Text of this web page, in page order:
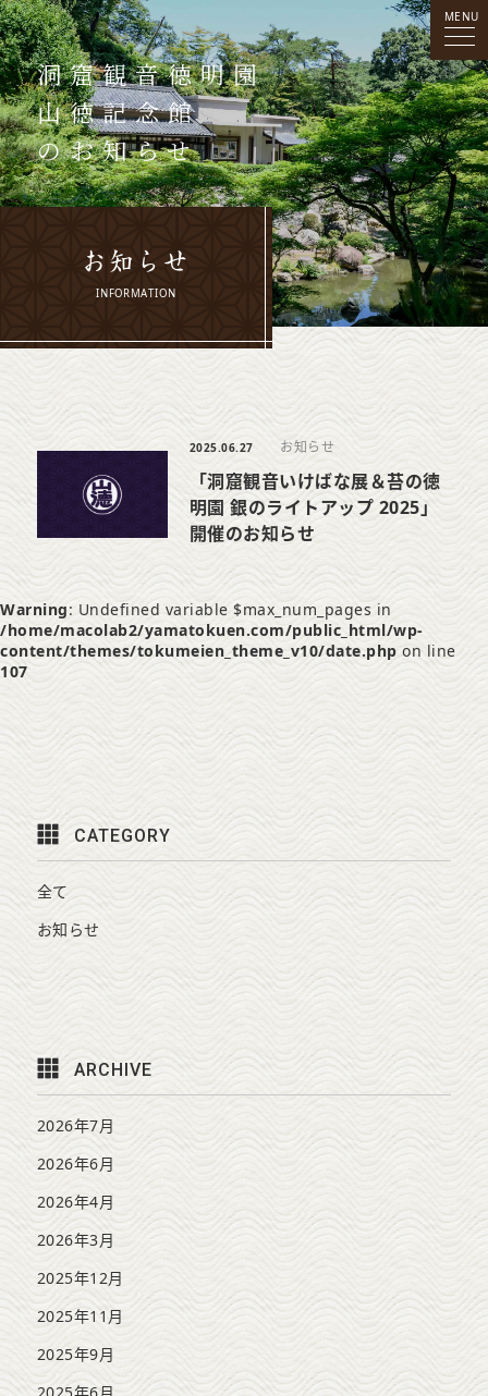
MENU
洞窟観音徳明園
山徳記念館
のお知らせ
お知らせ
INFORMATION
2025.06.27 お知らせ
「洞窟観音いけばな展＆苔の徳
明園 銀のライトアップ 2025」
開催のお知らせ
Warning: Undefined variable $max_num_pages in
/home/macolab2/yamatokuen.com/public_html/wp-
content/themes/tokumeien_theme_v10/date.php on line
107
CATEGORY
全て
お知らせ
ARCHIVE
2026年7月
2026年6月
2026年4月
2026年3月
2025年12月
2025年11月
2025年9月